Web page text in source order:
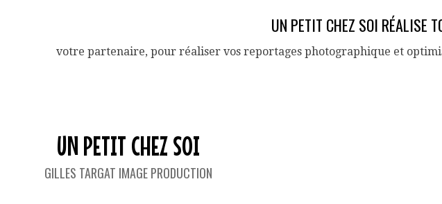
UN PETIT CHEZ SOI RÉALISE
votre partenaire, pour réaliser vos reportages photographique et
UN PETIT CHEZ SOI
GILLES TARGAT IMAGE PRODUCTION